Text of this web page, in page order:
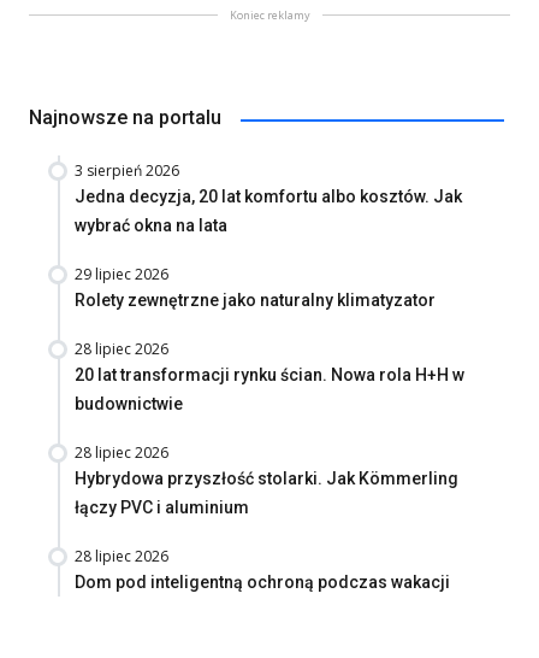
Koniec reklamy
Najnowsze na portalu
3 sierpień 2026
Jedna decyzja, 20 lat komfortu albo kosztów. Jak
wybrać okna na lata
29 lipiec 2026
Rolety zewnętrzne jako naturalny klimatyzator
28 lipiec 2026
20 lat transformacji rynku ścian. Nowa rola H+H w
budownictwie
28 lipiec 2026
Hybrydowa przyszłość stolarki. Jak Kömmerling
łączy PVC i aluminium
28 lipiec 2026
Dom pod inteligentną ochroną podczas wakacji